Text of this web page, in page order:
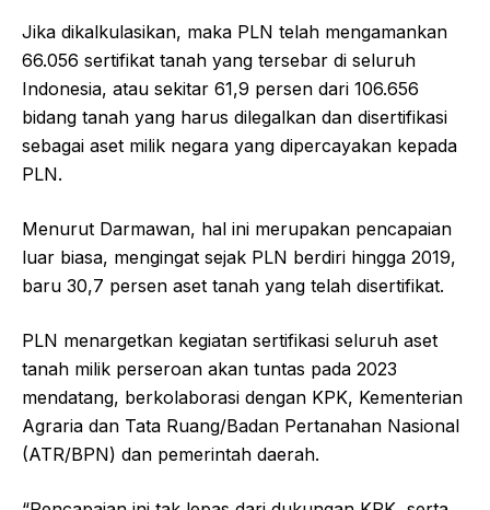
Jika dikalkulasikan, maka PLN telah mengamankan
66.056 sertifikat tanah yang tersebar di seluruh
Indonesia, atau sekitar 61,9 persen dari 106.656
bidang tanah yang harus dilegalkan dan disertifikasi
sebagai aset milik negara yang dipercayakan kepada
PLN.
Menurut Darmawan, hal ini merupakan pencapaian
luar biasa, mengingat sejak PLN berdiri hingga 2019,
baru 30,7 persen aset tanah yang telah disertifikat.
PLN menargetkan kegiatan sertifikasi seluruh aset
tanah milik perseroan akan tuntas pada 2023
mendatang, berkolaborasi dengan KPK, Kementerian
Agraria dan Tata Ruang/Badan Pertanahan Nasional
(ATR/BPN) dan pemerintah daerah.